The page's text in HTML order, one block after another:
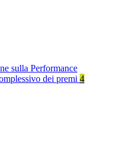
sulla Performance
dei premi 4